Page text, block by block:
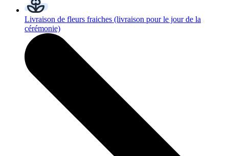
Livraison de fleurs fraiches (livraison pour le jour de la
cérémonie)